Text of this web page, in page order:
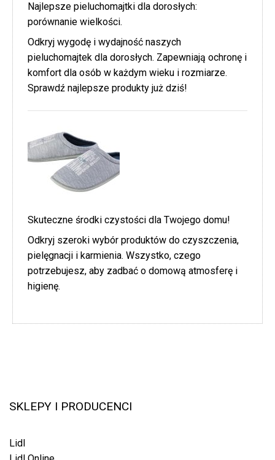
Najlepsze pieluchomajtki dla dorosłych:
porównanie wielkości.
Odkryj wygodę i wydajność naszych
pieluchomajtek dla dorosłych. Zapewniają ochronę i
komfort dla osób w każdym wieku i rozmiarze.
Sprawdź najlepsze produkty już dziś!
Skuteczne środki czystości dla Twojego domu!
Odkryj szeroki wybór produktów do czyszczenia,
pielęgnacji i karmienia. Wszystko, czego
potrzebujesz, aby zadbać o domową atmosferę i
higienę.
SKLEPY I PRODUCENCI
Lidl